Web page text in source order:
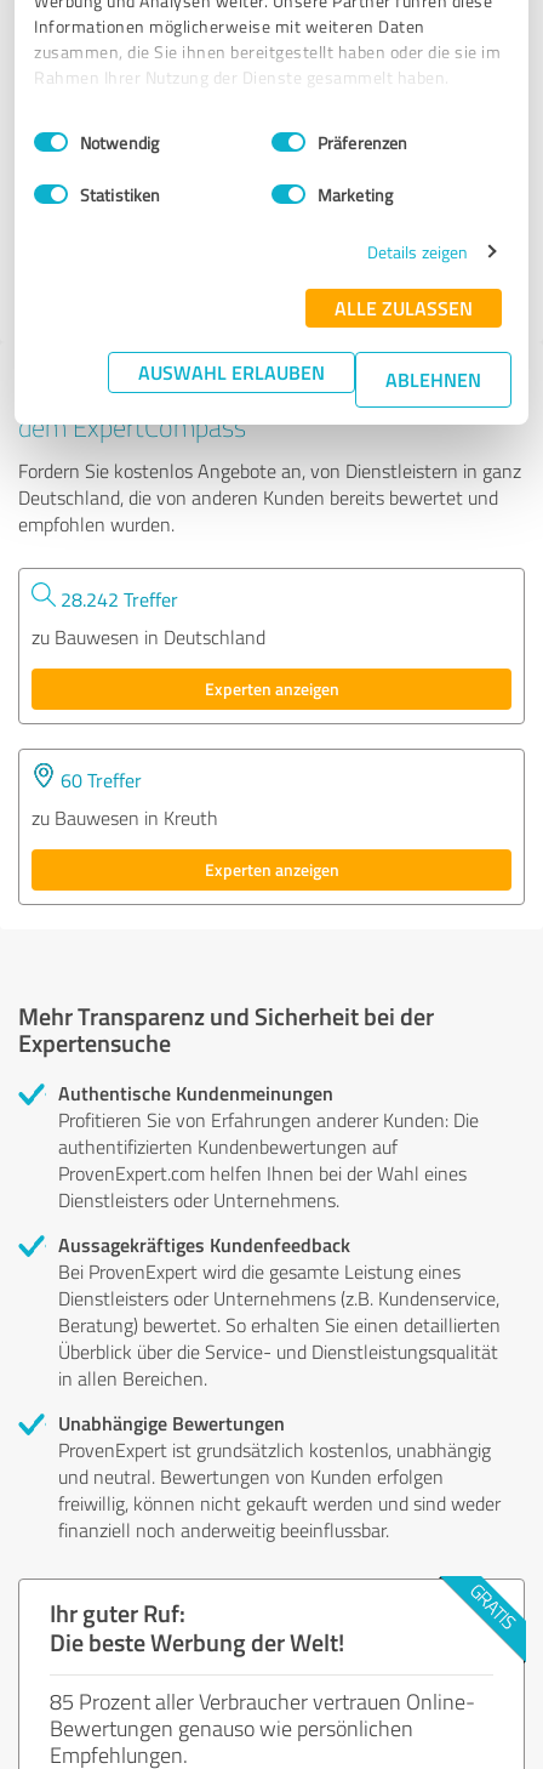
Informationen möglicherweise mit weiteren Daten
zusammen, die Sie ihnen bereitgestellt haben oder die sie im
Rahmen Ihrer Nutzung der Dienste gesammelt haben.
Impressum Datenschutzbestimmungen
Einwilligungsauswahl
Notwendig Präferenzen
Statistiken Marketing
Details zeigen
ALLE ZULASSEN
AUSWAHL ERLAUBEN ABLEHNEN
Erfahrungen zu weiteren
Anbietern aus dem Bereich
Bauwesen
Longuicher Fliesenmarkt
Tipp: Die passenden Experten finden - mit
dem ExpertCompass
Fordern Sie kostenlos Angebote an, von Dienstleistern in ganz
Deutschland, die von anderen Kunden bereits bewertet und
empfohlen wurden.
28.242 Treffer
zu Bauwesen in Deutschland
Experten anzeigen
60 Treffer
zu Bauwesen in Kreuth
Experten anzeigen
Mehr Transparenz und Sicherheit bei der
Expertensuche
Authentische Kundenmeinungen
Profitieren Sie von Erfahrungen anderer Kunden: Die
authentifizierten Kundenbewertungen auf
ProvenExpert.com helfen Ihnen bei der Wahl eines
Dienstleisters oder Unternehmens.
Aussagekräftiges Kundenfeedback
Bei ProvenExpert wird die gesamte Leistung eines
Dienstleisters oder Unternehmens (z.B. Kundenservice,
Beratung) bewertet. So erhalten Sie einen detaillierten
Überblick über die Service- und Dienstleistungsqualität
in allen Bereichen.
Unabhängige Bewertungen
ProvenExpert ist grundsätzlich kostenlos, unabhängig
und neutral. Bewertungen von Kunden erfolgen
freiwillig, können nicht gekauft werden und sind weder
finanziell noch anderweitig beeinflussbar.
Ihr guter Ruf:
Die beste Werbung der Welt!
85 Prozent aller Verbraucher vertrauen Online-
Bewertungen genauso wie persönlichen
Empfehlungen.